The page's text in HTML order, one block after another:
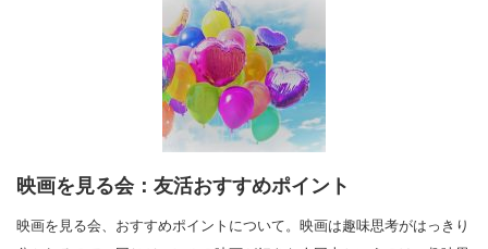
映画を見る会：友活おすすめポイント
映画を見る会、おすすめポイントについて。映画は趣味思考がはっきり